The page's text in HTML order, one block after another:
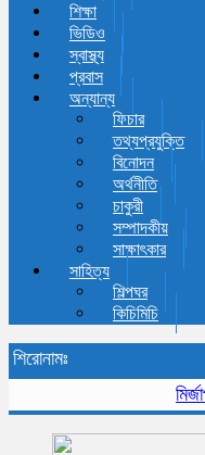
শিক্ষা
ভিডিও
স্বাস্থ্য
প্রবাস
অন্যান্য
ফিচার
তথ্যপ্রযুক্তি
বিনোদন
অর্থনীতি
চাকুরী
সম্পাদকীয়
সাক্ষাৎকার
সাহিত্য
শিল্পঘর
কিচিমিচি
শিরোনামঃ